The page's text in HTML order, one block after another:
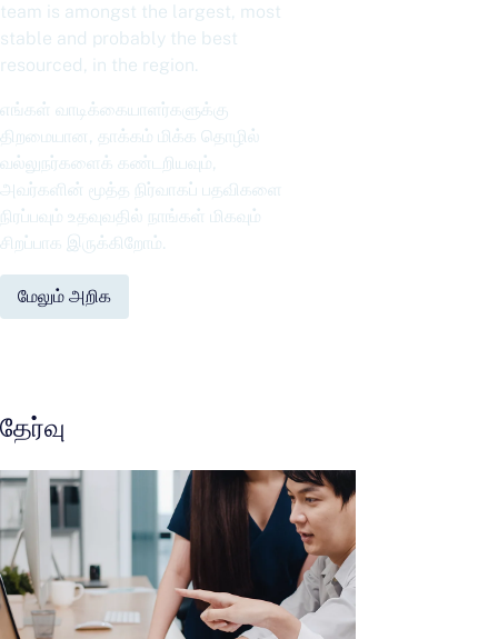
team is amongst the largest, most
stable and probably the best
resourced, in the region.
எங்கள் வாடிக்கையாளர்களுக்கு
திறமையான, தாக்கம் மிக்க தொழில்
வல்லுநர்களைக் கண்டறியவும்,
அவர்களின் மூத்த நிர்வாகப் பதவிகளை
நிரப்பவும் உதவுவதில் நாங்கள் மிகவும்
சிறப்பாக இருக்கிறோம்.
மேலும் அறிக
தேர்வு